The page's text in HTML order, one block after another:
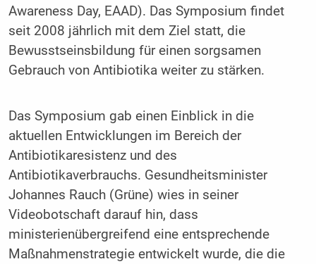
Awareness Day, EAAD). Das Symposium findet
seit 2008 jährlich mit dem Ziel statt, die
Bewusstseinsbildung für einen sorgsamen
Gebrauch von Antibiotika weiter zu stärken.
Das Symposium gab einen Einblick in die
aktuellen Entwicklungen im Bereich der
Antibiotikaresistenz und des
Antibiotikaverbrauchs. Gesundheitsminister
Johannes Rauch (Grüne) wies in seiner
Videobotschaft darauf hin, dass
ministerienübergreifend eine entsprechende
Maßnahmenstrategie entwickelt wurde, die die